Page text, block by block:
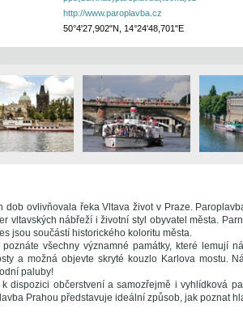
http://www.paroplavba.cz
50°4'27,902"N, 14°24'48,701"E
dob ovlivňovala řeka Vltava život v Praze.
vltavských nábřeží i životní styl obyvatel města.
jsou součástí historického koloritu města.
všechny významné památky, které lemují
a možná objevte skryté kouzlo Karlova mostu.
paluby!
dispozici občerstvení a samozřejmě i vyhlídková
Prahou představuje ideální způsob, jak poznat